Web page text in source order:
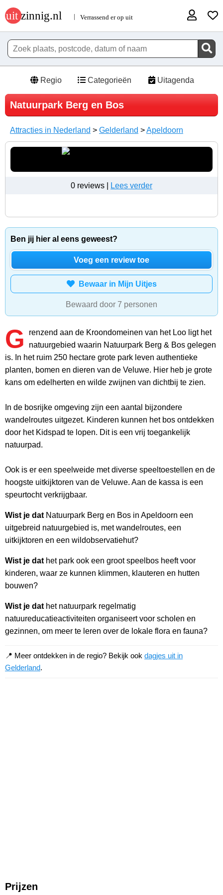
Regio Categorieën Uitagenda
Natuurpark Berg en Bos
Attracties in Nederland > Gelderland >Apeldoorn
0 reviews | Lees verder
Ben jij hier al eens geweest?
Voeg een review toe
Bewaar in Mijn Uitjes
Bewaard door 7 personen
G
renzend aan de Kroondomeinen van het Loo ligt het
natuurgebied waarin Natuurpark Berg & Bos gelegen
is. In het ruim 250 hectare grote park leven authentieke
planten, bomen en dieren van de Veluwe. Hier heb je grote
kans om edelherten en wilde zwijnen van dichtbij te zien.
In de bosrijke omgeving zijn een aantal bijzondere
wandelroutes uitgezet. Kinderen kunnen het bos ontdekken
door het Kidspad te lopen. Dit is een vrij toegankelijk
natuurpad.
Ook is er een speelweide met diverse speeltoestellen en de
hoogste uitkijktoren van de Veluwe. Aan de kassa is een
speurtocht verkrijgbaar.
Wist je dat Natuurpark Berg en Bos in Apeldoorn een
uitgebreid natuurgebied is, met wandelroutes, een
uitkijktoren en een wildobservatiehut?
Wist je dat het park ook een groot speelbos heeft voor
kinderen, waar ze kunnen klimmen, klauteren en hutten
bouwen?
Wist je dat het natuurpark regelmatig
natuureducatieactiviteiten organiseert voor scholen en
gezinnen, om meer te leren over de lokale flora en fauna?
📍 Meer ontdekken in de regio? Bekijk ook dagjes uit in
Gelderland.
Prijzen